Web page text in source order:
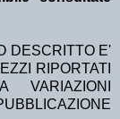
DESCRITTO E'
RIPORTATI
VARIAZIONI